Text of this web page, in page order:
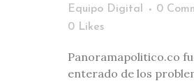
Equipo Digital
0
0 Likes
Panoramapolitico.co
enterado de los